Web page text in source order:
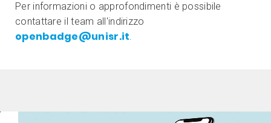
Per informazioni o approfondimenti è possibile
contattare il team all'indirizzo
openbadge@unisr.it.